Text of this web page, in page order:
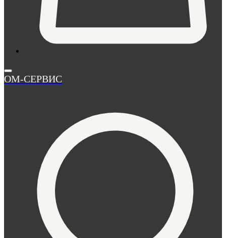
ОМ-СЕРВИС